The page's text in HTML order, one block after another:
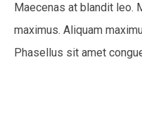
Maecenas at blandit leo.
maximus. Aliquam
Phasellus sit amet